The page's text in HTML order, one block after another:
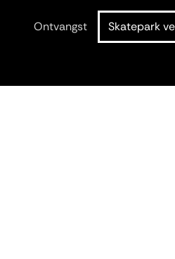
Ontvangst Skatepark